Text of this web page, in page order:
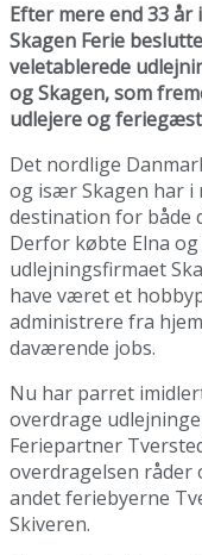
Efter mere end 33
Skagen Ferie
veletablerede
og Skagen, som
udlejere og
Det nordlige
og især Skagen har
destination for både
Derfor købte Elna
udlejningsfirmaet
have været et
administrere fra
daværende jobs.
Nu har parret
overdrage
Feriepartner
overdragelsen råder
andet feriebyerne
Skiveren.